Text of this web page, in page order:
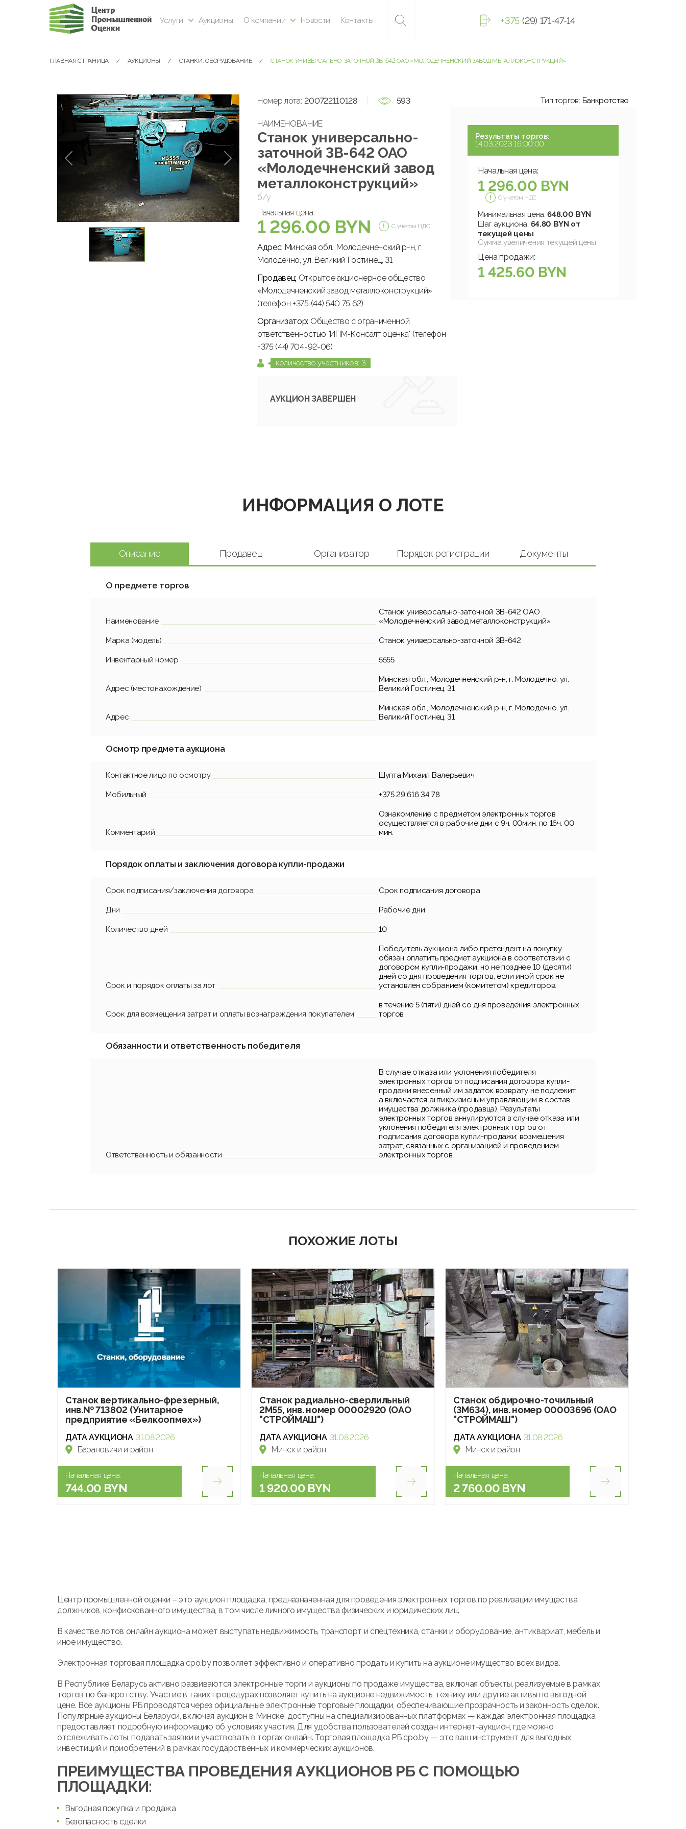
Услуги Аукционы О компании Новости Контакты +375 (29) 171-47-14
ГЛАВНАЯ СТРАНИЦА АУКЦИОНЫ СТАНКИ, ОБОРУДОВАНИЕ СТАНОК УНИВЕРСАЛЬНО-ЗАТОЧНОЙ 3В-642 ОАО «МОЛОДЕЧНЕНСКИЙ ЗАВОД МЕТАЛЛОКОНСТРУКЦИЙ»
Номер лота: 200722110128 593
НАИМЕНОВАНИЕ
Станок универсально-
заточной 3В-642 ОАО
«Молодечненский завод
металлоконструкций»
б/у
Начальная цена:
1 296.00 BYN С учетом НДС
Адрес: Минская обл., Молодечненский р-н, г.
Молодечно, ул. Великий Гостинец, 31
Продавец: Открытое акционерное общество
«Молодечненский завод металлоконструкций»
(телефон +375 (44) 540 75 62)
Организатор: Общество с ограниченной
ответственностью "ИПМ-Консалт оценка" (телефон
+375 (44) 704-92-06)
количество участников: 3
АУКЦИОН ЗАВЕРШЕН
Тип торгов: Банкротство
Результаты торгов:
14.03.2023 16:00:00
Начальная цена:
1 296.00 BYN
С учетом НДС
Минимальная цена:648.00 BYN
Шаг аукциона: 64.80 BYN от
текущей цены
Сумма увеличения текущей цены
Цена продажи:
1 425.60 BYN
ИНФОРМАЦИЯ О ЛОТЕ
Описание Продавец Организатор Порядок регистрации Документы
О предмете торгов
Наименование
Станок универсально-заточной 3В-642 ОАО
«Молодечненский завод металлоконструкций»
Марка (модель) Станок универсально-заточной 3В-642
Инвентарный номер 5555
Адрес (местонахождение)
Минская обл., Молодечненский р-н, г. Молодечно, ул.
Великий Гостинец, 31
Адрес
Минская обл., Молодечненский р-н, г. Молодечно, ул.
Великий Гостинец, 31
Осмотр предмета аукциона
Контактное лицо по осмотру Шупта Михаил Валерьевич
Мобильный +375 29 616 34 78
Комментарий
Ознакомление с предметом электронных торгов
осуществляется в рабочие дни с 9ч. 00мин. по 16ч. 00
мин.
Порядок оплаты и заключения договора купли-продажи
Срок подписания/заключения договора Срок подписания договора
Дни Рабочие дни
Количество дней 10
Срок и порядок оплаты за лот
Победитель аукциона либо претендент на покупку
обязан оплатить предмет аукциона в соответствии с
договором купли-продажи, но не позднее 10 (десяти)
дней со дня проведения торгов, если иной срок не
установлен собранием (комитетом) кредиторов.
Срок для возмещения затрат и оплаты вознаграждения покупателем
в течение 5 (пяти) дней со дня проведения электронных
торгов
Обязанности и ответственность победителя
Ответственность и обязанности
В случае отказа или уклонения победителя
электронных торгов от подписания договора купли-
продажи внесенный им задаток возврату не подлежит,
а включается антикризисным управляющим в состав
имущества должника (продавца). Результаты
электронных торгов аннулируются в случае отказа или
уклонения победителя электронных торгов от
подписания договора купли-продажи; возмещения
затрат, связанных с организацией и проведением
электронных торгов.
ПОХОЖИЕ ЛОТЫ
Станок вертикально-фрезерный,
инв.№ 713802 (Унитарное
предприятие «Белкоопмех»)
ДАТА АУКЦИОНА 31.08.2026
Барановичи и район
Начальная цена:
744.00 BYN
Станок радиально-сверлильный
2М55, инв. номер 00002920 (ОАО
"СТРОЙМАШ")
ДАТА АУКЦИОНА 31.08.2026
Минск и район
Начальная цена:
1 920.00 BYN
Станок обдирочно-точильный
(3М634), инв. номер 00003696 (ОАО
"СТРОЙМАШ")
ДАТА АУКЦИОНА 31.08.2026
Минск и район
Начальная цена:
2 760.00 BYN
Центр промышленной оценки – это аукцион площадка, предназначенная для проведения электронных торгов по реализации имущества
должников, конфискованного имущества, в том числе личного имущества физических и юридических лиц.
В качестве лотов онлайн аукциона может выступать недвижимость, транспорт и спецтехника, станки и оборудование, антиквариат, мебель и
иное имущество.
Электронная торговая площадка cpo.by позволяет эффективно и оперативно продать и купить на аукционе имущество всех видов.
В Республике Беларусь активно развиваются электронные торги и аукционы по продаже имущества, включая объекты, реализуемые в рамках
торгов по банкротству. Участие в таких процедурах позволяет купить на аукционе недвижимость, технику или другие активы по выгодной
цене. Все аукционы РБ проводятся через официальные электронные торговые площадки, обеспечивающие прозрачность и законность сделок.
Популярные аукционы Беларуси, включая аукцион в Минске, доступны на специализированных платформах — каждая электронная площадка
предоставляет подробную информацию об условиях участия. Для удобства пользователей создан интернет-аукцион, где можно
отслеживать лоты, подавать заявки и участвовать в торгах онлайн. Торговая площадка РБ cpo.by — это ваш инструмент для выгодных
инвестиций и приобретений в рамках государственных и коммерческих аукционов.
ПРЕИМУЩЕСТВА ПРОВЕДЕНИЯ АУКЦИОНОВ РБ С ПОМОЩЬЮ
ПЛОЩАДКИ:
Выгодная покупка и продажа
Безопасность сделки